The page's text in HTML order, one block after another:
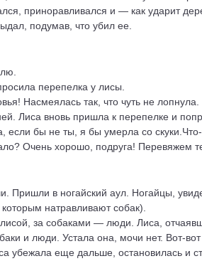
приноравливался и — как ударит
подумав, что убил ее.
перепелка у лисы.
Насмеялась так, что чуть не лопнула.
Лиса вновь пришла к перепелке и
бы не ты, я бы умерла со
Очень хорошо, подруга! Перевяжем
Пришли в ногайский аул. Ногайцы,
натравливают собак).
за собаками — люди. Лиса,
и люди. Устала она, мочи нет. Вот-
убежала еще дальше, остановилась и